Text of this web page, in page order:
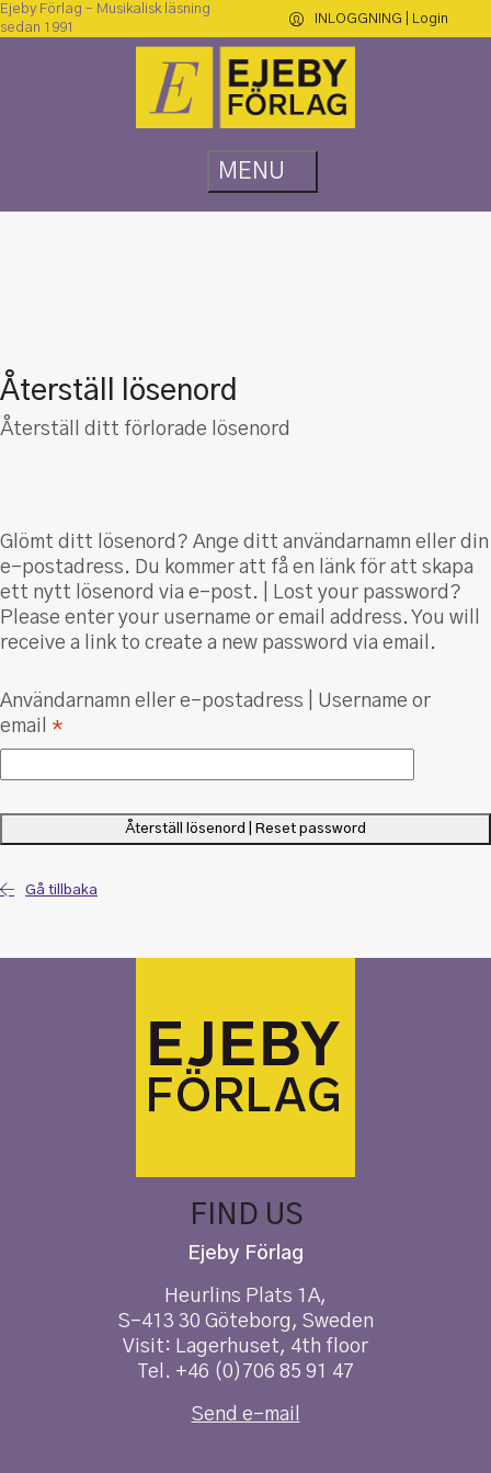
Ejeby Förlag – Musikalisk läsning
sedan 1991
INLOGGNING | Login
Återställ lösenord
Återställ ditt förlorade lösenord
Glömt ditt lösenord? Ange ditt användarnamn eller din
e-postadress. Du kommer att få en länk för att skapa
ett nytt lösenord via e-post. | Lost your password?
Please enter your username or email address. You will
receive a link to create a new password via email.
Användarnamn eller e-postadress | Username or
email *
Återställ lösenord | Reset password
Gå tillbaka
FIND US
Ejeby Förlag
Heurlins Plats 1A,
S-413 30 Göteborg, Sweden
Visit: Lagerhuset, 4th floor
Tel. +46 (0)706 85 91 47
Send e-mail